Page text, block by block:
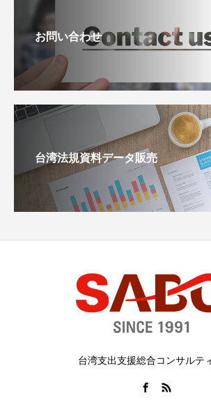
お問い合わせ
台湾法規資料データ販売
台湾支出支援総合コンサルテ